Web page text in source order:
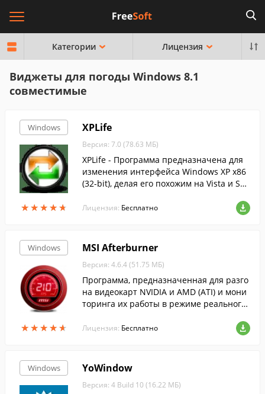
Категории Лицензия
Виджеты для погоды Windows 8.1
совместимые
Windows
★★★★★
★★★★★
XPLife
Версия: 7.0 (78.63 МБ)
XPLife - Программа предназначена для
изменения интерфейса Windows XP x86
(32-bit), делая его похожим на Vista и Sev
Лицензия: Бесплатно
Windows
★★★★★
★★★★★
MSI Afterburner
Версия: 4.6.4 (51.75 МБ)
Программа, предназначенная для разго
на видеокарт NVIDIA и AMD (ATI) и мони
торинга их работы в режиме реального
Лицензия: Бесплатно
Windows YoWindow
Версия: 4 Build 10 (16.22 МБ)